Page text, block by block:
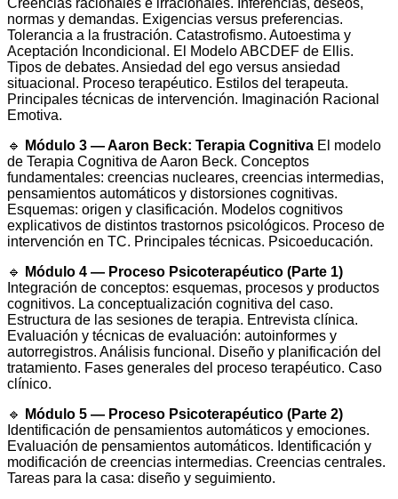
normas y demandas. Exigencias versus preferencias.
Tolerancia a la frustración. Catastrofismo. Autoestima y
Aceptación Incondicional. El Modelo ABCDEF de Ellis.
Tipos de debates. Ansiedad del ego versus ansiedad
situacional. Proceso terapéutico. Estilos del terapeuta.
Principales técnicas de intervención. Imaginación Racional
Emotiva.
🔹
Módulo 3 — Aaron Beck: Terapia Cognitiva El modelo
de Terapia Cognitiva de Aaron Beck. Conceptos
fundamentales: creencias nucleares, creencias intermedias,
pensamientos automáticos y distorsiones cognitivas.
Esquemas: origen y clasificación. Modelos cognitivos
explicativos de distintos trastornos psicológicos. Proceso de
intervención en TC. Principales técnicas. Psicoeducación.
🔹
Módulo 4 — Proceso Psicoterapéutico (Parte 1)
Integración de conceptos: esquemas, procesos y productos
cognitivos. La conceptualización cognitiva del caso.
Estructura de las sesiones de terapia. Entrevista clínica.
Evaluación y técnicas de evaluación: autoinformes y
autorregistros. Análisis funcional. Diseño y planificación del
tratamiento. Fases generales del proceso terapéutico. Caso
clínico.
🔹
Módulo 5 — Proceso Psicoterapéutico (Parte 2)
Identificación de pensamientos automáticos y emociones.
Evaluación de pensamientos automáticos. Identificación y
modificación de creencias intermedias. Creencias centrales.
Tareas para la casa: diseño y seguimiento.